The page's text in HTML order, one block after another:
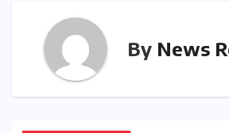
By News